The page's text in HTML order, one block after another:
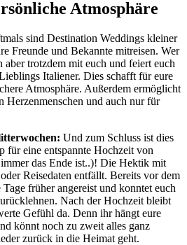
Atmosphäre
sind Destination Weddings kleiner
Freunde und Bekannte mitreisen. Wer
aber trotzdem mit euch und feiert euch
Italiener. Dies schafft für eure
Atmosphäre. Außerdem ermöglicht
Herzenmenschen und auch nur für
Und zum Schluss ist dies
für eine entspannte Hochzeit von
das Ende ist..)! Die Hektik mit
Reisedaten entfällt. Bereits vor dem
früher angereist und konntet euch
Nach der Hochzeit bleibt
Gefühl da. Denn ihr hängt eure
könnt noch zu zweit alles ganz
zurück in die Heimat geht.